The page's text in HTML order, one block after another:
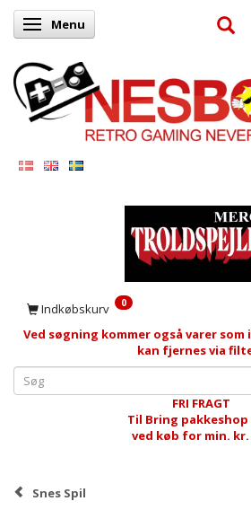
Skifte navigation
Menu
Indkøbskurv 0
Ved søgning kommer også varer som
kan fjernes via
FRI FRAGT
Til Bring pakkeshop
ved køb for min. kr.
Snes Spil